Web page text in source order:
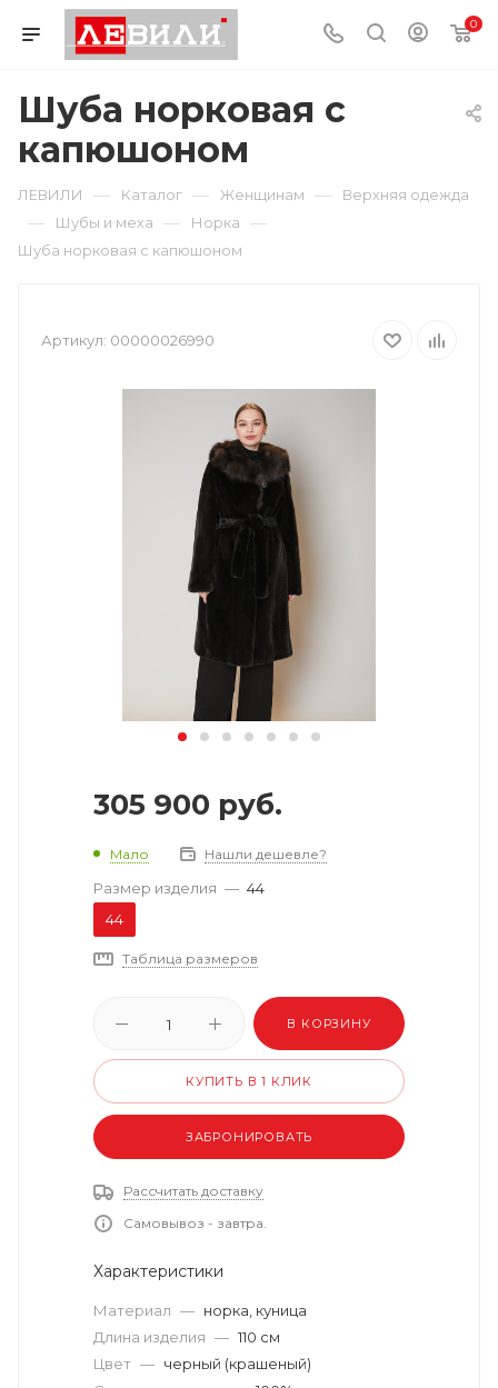
0
Шуба норковая с
капюшоном
ЛЕВИЛИ — Каталог — Женщинам — Верхняя одежда
— Шубы и меха — Норка —
Шуба норковая с капюшоном
Артикул: 00000026990
305 900 руб.
Мало Нашли дешевле?
Размер изделия — 44
44
Таблица размеров
В КОРЗИНУ
КУПИТЬ В 1 КЛИК
ЗАБРОНИРОВАТЬ
Рассчитать доставку
Самовывоз - завтра.
Характеристики
Материал — норка, куница
Длина изделия — 110 см
Цвет — черный (крашеный)